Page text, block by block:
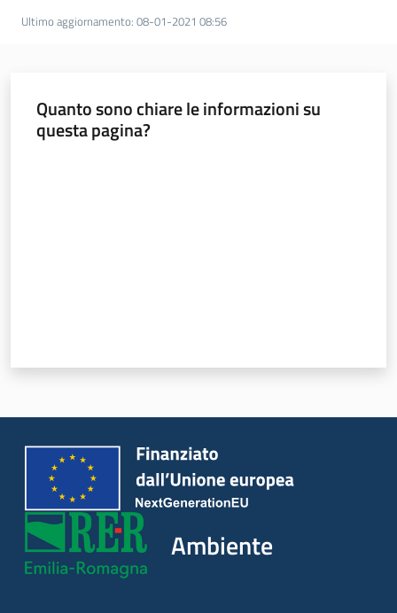
Ultimo aggiornamento: 08-01-2021 08:56
Quanto sono chiare le informazioni su
questa pagina?
Ambiente